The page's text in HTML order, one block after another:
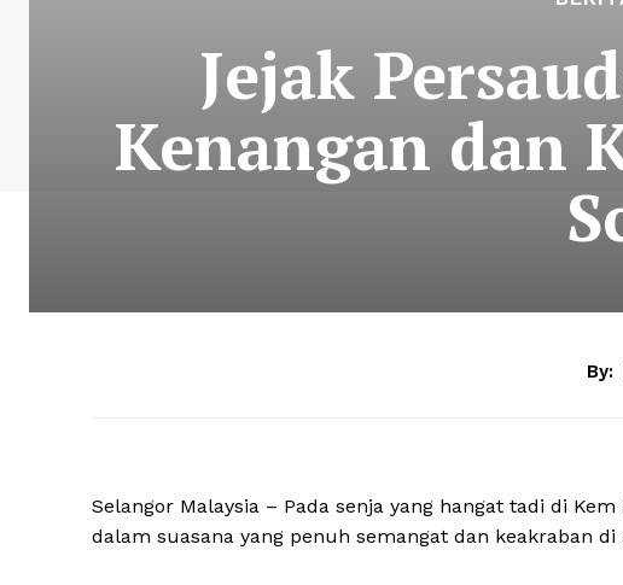
Jejak
Kenangan dan
By:
Selangor Malaysia – Pada senja yang hangat tadi di
dalam suasana yang penuh semangat dan keakraban di